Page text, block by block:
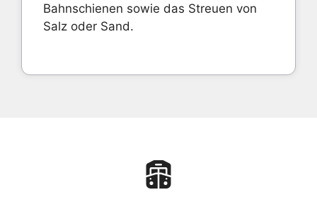
Bahnschienen sowie das Streuen von
Salz oder Sand.